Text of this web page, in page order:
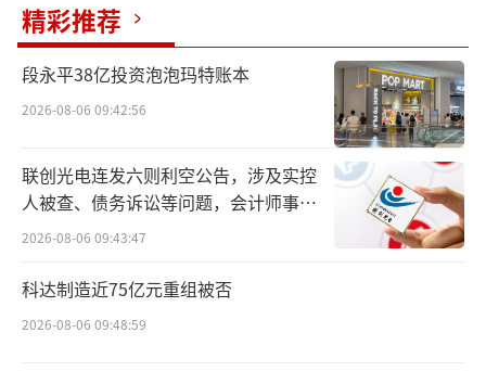
资料显示，高怡之前在星巴克任职，但是
在更早之前她已经在亿滋中国工作了15年，直
到2023年离任。在亿滋期间，她任职至负责大
中华区财务规划和分析（FP&A）的财务总监，
在提供分析见解以推动业务成果方面拥有良好
记录。在加入亿滋前，她曾在联合利华食品和
冰淇淋业务担任财务经理。
总部位于上海市金山区的恩喜村始创于201
3年，是一家专注于中高端冷冻烘焙食品研发、
精彩推荐
段永平38亿投资泡泡玛特账本
2026-08-06 09:42:56
联创光电连发六则利空公告，涉及实控
人被查、债务诉讼等问题，会计师事务
所曾出具“保留意见”
2026-08-06 09:43:47
科达制造近75亿元重组被否
2026-08-06 09:48:59